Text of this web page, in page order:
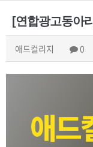
[연합광고동아
애드컬리지 0